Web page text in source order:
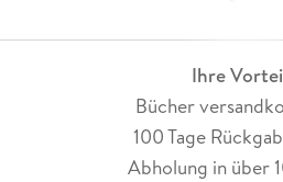
Ihre
Bücher
100 Tage
Abholung in über